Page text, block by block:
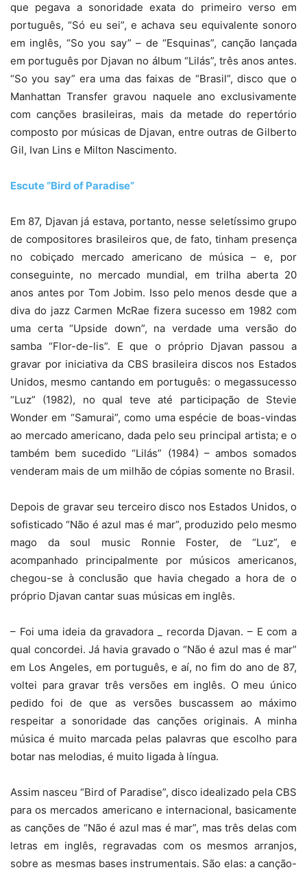
que pegava a sonoridade exata do primeiro verso em
português, “Só eu sei”, e achava seu equivalente sonoro
em inglês, “So you say” – de “Esquinas”, canção lançada
em português por Djavan no álbum “Lilás”, três anos antes.
“So you say” era uma das faixas de “Brasil”, disco que o
Manhattan Transfer gravou naquele ano exclusivamente
com canções brasileiras, mais da metade do repertório
composto por músicas de Djavan, entre outras de Gilberto
Gil, Ivan Lins e Milton Nascimento.
Escute “Bird of Paradise”
Em 87, Djavan já estava, portanto, nesse seletíssimo grupo
de compositores brasileiros que, de fato, tinham presença
no cobiçado mercado americano de música – e, por
conseguinte, no mercado mundial, em trilha aberta 20
anos antes por Tom Jobim. Isso pelo menos desde que a
diva do jazz Carmen McRae fizera sucesso em 1982 com
uma certa “Upside down”, na verdade uma versão do
samba “Flor-de-lis”. E que o próprio Djavan passou a
gravar por iniciativa da CBS brasileira discos nos Estados
Unidos, mesmo cantando em português: o megassucesso
“Luz” (1982), no qual teve até participação de Stevie
Wonder em “Samurai”, como uma espécie de boas-vindas
ao mercado americano, dada pelo seu principal artista; e o
também bem sucedido “Lilás” (1984) – ambos somados
venderam mais de um milhão de cópias somente no Brasil.
Depois de gravar seu terceiro disco nos Estados Unidos, o
sofisticado “Não é azul mas é mar”, produzido pelo mesmo
mago da soul music Ronnie Foster, de “Luz”, e
acompanhado principalmente por músicos americanos,
chegou-se à conclusão que havia chegado a hora de o
próprio Djavan cantar suas músicas em inglês.
– Foi uma ideia da gravadora _ recorda Djavan. – E com a
qual concordei. Já havia gravado o “Não é azul mas é mar”
em Los Angeles, em português, e aí, no fim do ano de 87,
voltei para gravar três versões em inglês. O meu único
pedido foi de que as versões buscassem ao máximo
respeitar a sonoridade das canções originais. A minha
música é muito marcada pelas palavras que escolho para
botar nas melodias, é muito ligada à língua.
Assim nasceu “Bird of Paradise”, disco idealizado pela CBS
para os mercados americano e internacional, basicamente
as canções de “Não é azul mas é mar”, mas três delas com
letras em inglês, regravadas com os mesmos arranjos,
sobre as mesmas bases instrumentais. São elas: a canção-